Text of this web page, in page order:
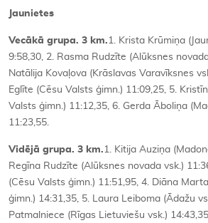
Jaunietes
Vecākā grupa. 3 km.1. Krista Krūmiņa
9:58,30, 2. Rasma Rudzīte (Alūksnes
Natālija Kovaļova (Krāslavas Varavīksnes
Eglīte (Cēsu Valsts ģimn.) 11:09,25, 5.
Valsts ģimn.) 11:12,35, 6. Gerda Āboliņa
11:23,55.
Vidējā grupa. 3 km.1. Kitija Auziņa
Regīna Rudzīte (Alūksnes novada vsk.)
(Cēsu Valsts ģimn.) 11:51,95, 4. Diāna
ģimn.) 14:31,35, 5. Laura Leiboma (Ādažu
Patmalniece (Rīgas Lietuviešu vsk.)